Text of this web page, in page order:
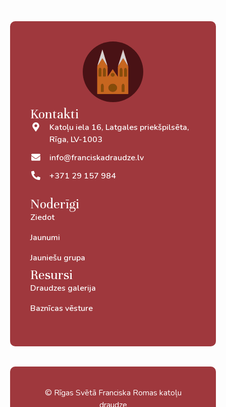
Kontakti
Katoļu iela 16, Latgales priekšpilsēta,
Rīga, LV-1003
info@franciskadraudze.lv
+371 29 157 984
Noderīgi
Ziedot
Jaunumi
Jauniešu grupa
Resursi
Draudzes galerija
Baznīcas vēsture
© Rīgas Svētā Franciska Romas katoļu